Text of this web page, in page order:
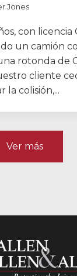
Jones
con licencia
un camión
rotonda de
cliente
la colisión,...
Ver más